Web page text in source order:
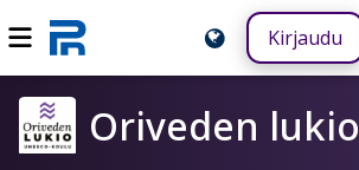
Kirjaudu
Oriveden lukio